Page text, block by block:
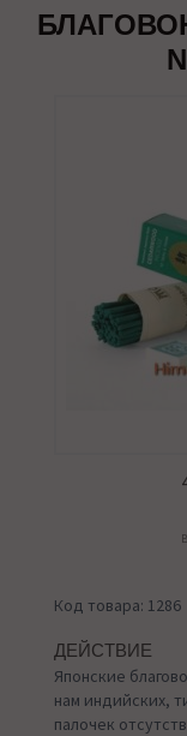
Код товара: 1286
ДЕЙСТВИЕ
Японские
нам индийских,
палочек